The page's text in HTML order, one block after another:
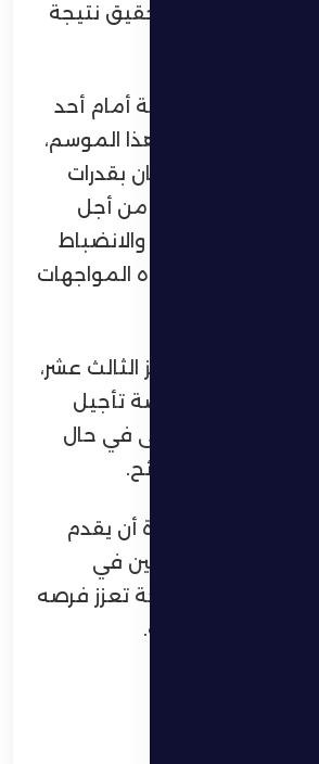
بالتزامن مع تحقيق نتيجة
صعوبة المهمة أمام أحد
وأكثرها استقرارًا هذا الموسم،
العالية والإيمان بقدرات
الأكبر للاعبين من أجل
إلى جانب التركيز والانضباط
تتطلبهما مثل هذه المواجهات
ويمتلك الظفرة 19 نقطة في المركز الثالث عشر،
نقطة التعادل فرصة تأجيل
الأخيرة، حتى في حال
دبا والبطائح.
وجماهير الظفرة أن يقدم
يعكس رغبة اللاعبين في
والخروج بنتيجة تعزز فرصه
من المسابقة.